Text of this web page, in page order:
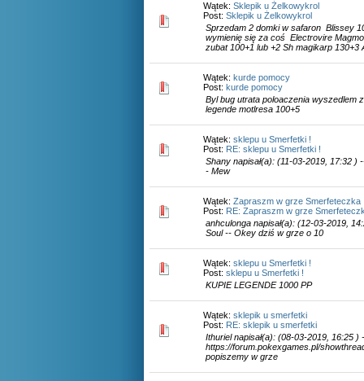
Wątek: Sklepik u Żelkowykrol
Post: Sklepik u Żelkowykrol
Sprzedam 2 domki w safaron Blissey
wymienię się za coś Electrovire
zubat 100+1 lub +2 Sh magikarp 130+3
Wątek: kurde pomocy
Post: kurde pomocy
Byl bug utrata poloaczenia wyszedlem
legende motlresa 100+5
Wątek: sklepu u Smerfetki !
Post: RE: sklepu u Smerfetki !
Shany napisał(a): (11-03-2019, 17:32
- Mew
Wątek: Zapraszm w grze Smerfeteczka
Post: RE: Zapraszm w grze
anhculonga napisał(a): (12-03-2019,
Soul -- Okey dziś w grze o 10
Wątek: sklepu u Smerfetki !
Post: sklepu u Smerfetki !
KUPIE LEGENDE 1000 PP
Wątek: sklepik u smerfetki
Post: RE: sklepik u smerfetki
Ithuriel napisał(a): (08-03-2019, 16:25
https://forum.pokexgames.pl/
popiszemy w grze